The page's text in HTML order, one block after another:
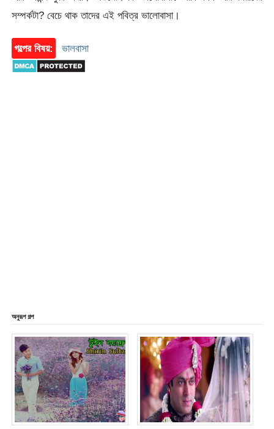
সম্পর্কটা? বেচে থাক তাদের এই পবিত্র ভালোবাসা।
গল্পের বিষয়: ভালবাসা
অনুরূপ গল্প